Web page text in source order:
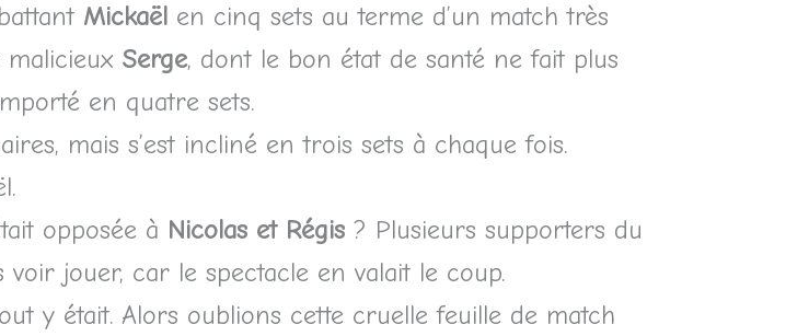
Mickaël en cinq sets au terme d’un match très
Serge, dont le bon état de santé ne fait plus
en quatre sets.
mais s’est incliné en trois sets à chaque fois.
opposée à Nicolas et Régis ? Plusieurs supporters du
jouer, car le spectacle en valait le coup.
y était. Alors oublions cette cruelle feuille de match